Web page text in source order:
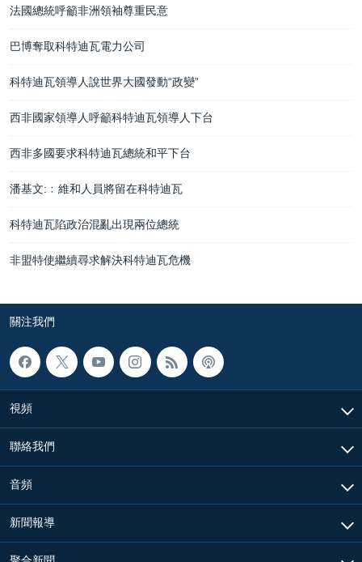
法國總統呼籲非洲領袖尊重民意
巴博奪取科特迪瓦電力公司
科特迪瓦領導人說世界大國發動“政變”
西非國家領導人呼籲科特迪瓦領導人下台
西非多國要求科特迪瓦總統和平下台
潘基文:﹕維和人員將留在科特迪瓦
科特迪瓦陷政治混亂出現兩位總統
非盟特使繼續尋求解決科特迪瓦危機
關注我們
視頻
聯絡我們
音頻
新聞報導